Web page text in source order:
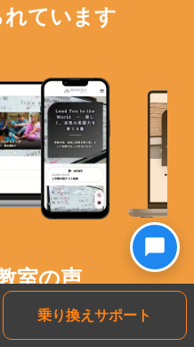
ています
室の声
のリアルな声をご紹介し
乗り換えサポート